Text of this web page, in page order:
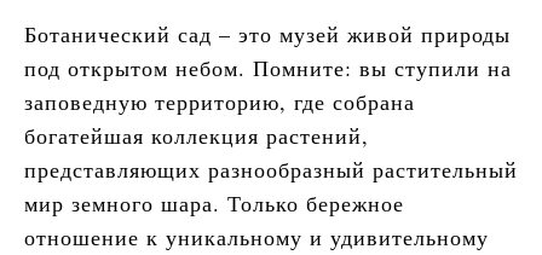
Ботанический сад – это музей живой природы
под открытом небом. Помните: вы ступили на
заповедную территорию, где собрана
богатейшая коллекция растений,
представляющих разнообразный растительный
мир земного шара. Только бережное
отношение к уникальному и удивительному